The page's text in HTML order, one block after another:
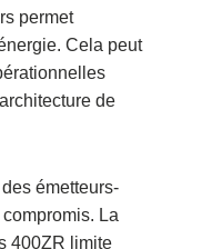
permet
Cela peut
de
émetteurs-
La
400ZR limite